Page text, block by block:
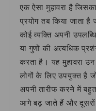
एक ऐसा मुहावरा है जिसका
प्रयोग तब किया जाता है
कोई व्यक्ति अपनी
या गुणों की अत्यधिक
करता है। यह मुहावरा उन
लोगों के लिए उपयुक्त है
अपनी तारीफ करने में बहुत
आगे बढ़ जाते हैं और दूसरों